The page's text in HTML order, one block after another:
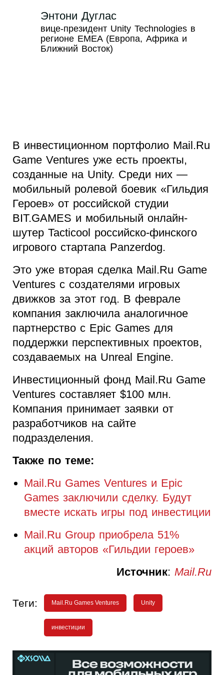
Энтони Дуглас
вице-президент Unity Technologies в
регионе EMEA (Европа, Африка и
Ближний Восток)
В инвестиционном портфолио Mail.Ru
Game Ventures уже есть проекты,
созданные на Unity. Среди них —
мобильный ролевой боевик «Гильдия
Героев» от российской студии
BIT.GAMES и мобильный онлайн-
шутер Tacticool российско-финского
игрового стартапа Panzerdog.
Это уже вторая сделка Mail.Ru Game
Ventures c создателями игровых
движков за этот год. В феврале
компания заключила аналогичное
партнерство с Epic Games для
поддержки перспективных проектов,
создаваемых на Unreal Engine.
Инвестиционный фонд Mail.Ru Game
Ventures составляет $100 млн.
Компания принимает заявки от
разработчиков на сайте
подразделения.
Также по теме:
Mail.Ru Games Ventures и Epic
Games заключили сделку. Будут
вместе искать игры под инвестиции
Mail.Ru Group приобрела 51%
акций авторов «Гильдии героев»
Источник: Mail.Ru
Теги: Mail.Ru Games Ventures Unity
инвестиции